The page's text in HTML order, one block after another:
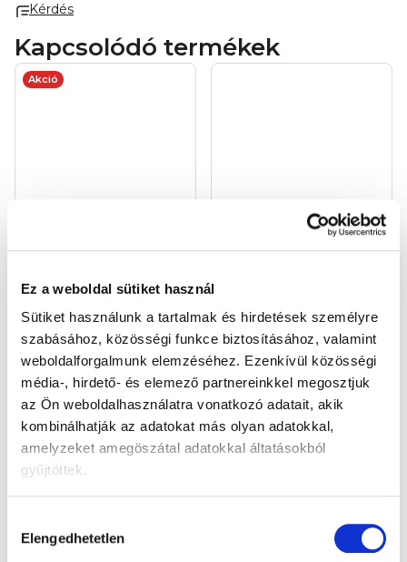
Ez a weboldal sütiket használ
Sütiket használunk a tartalmak és hirdetések személyre
szabásához, közösségi funkce biztosításához, valamint
weboldalforgalmunk elemzéséhez. Ezenkívül közösségi
média-, hirdető- és elemező partnereinkkel megosztjuk
az Ön weboldalhasználatra vonatkozó adatait, akik
kombinálhatják az adatokat más olyan adatokkal,
amelyzeket amegöszátal adatokkal áltatásokból
gyűjtöttek.
kiválasztása
Elengedhetetlen
Kérdés
Kapcsolódó termékek
Akció
Gyümölcsös smoothie
(110 g)
560 Ft
Egységár:
509,09 Ft / 100 g
Kosárba
1 680 Ft
Egységár:
884,21 Ft / 100 g
Kosárba
Termék részletes leírása
Nagyszerű híreink vannak minden Williams körte hölgy
szerelmeseinek! Felöltöztettük egy piros kabátba, ami több
citrom- és acerolalével. Ön alig várja, hogy kipróbálhassa a
babájával?